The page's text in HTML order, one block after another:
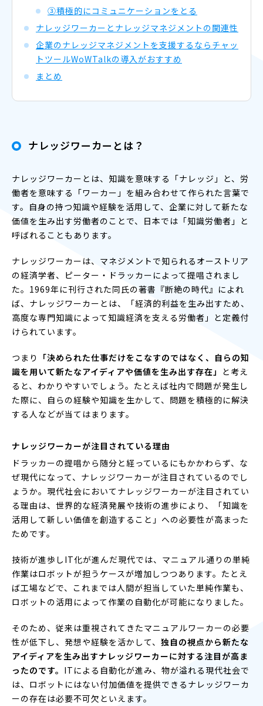
③積極的にコミュニケーションをとる
ナレッジワーカーとナレッジマネジメントの関連性
企業のナレッジマネジメントを支援するならチャッ
トツールWoWTalkの導入がおすすめ
まとめ
ナレッジワーカーとは？
ナレッジワーカーとは、知識を意味する「ナレッジ」と、労
働者を意味する「ワーカー」を組み合わせて作られた言葉で
す。自身の持つ知識や経験を活用して、企業に対して新たな
価値を生み出す労働者のことで、日本では「知識労働者」と
呼ばれることもあります。
ナレッジワーカーは、マネジメントで知られるオーストリア
の経済学者、ピーター・ドラッカーによって提唱されまし
た。1969年に刊行された同氏の著書『断絶の時代』によれ
ば、ナレッジワーカーとは、「経済的利益を生み出すため、
高度な専門知識によって知識経済を支える労働者」と定義付
けられています。
つまり
「決められた仕事だけをこなすのではなく、自らの知
識を用いて新たなアイディアや価値を生み出す存在」 と考え
ると、わかりやすいでしょう。たとえば社内で問題が発生し
た際に、自らの経験や知識を生かして、問題を積極的に解決
する人などが当てはまります。
ナレッジワーカーが注目されている理由
ドラッカーの提唱から随分と経っているにもかかわらず、な
ぜ現代になって、ナレッジワーカーが注目されているのでし
ょうか。現代社会においてナレッジワーカーが注目されてい
る理由は、世界的な経済発展や技術の進歩により、「知識を
活用して新しい価値を創造すること」への必要性が高まった
ためです。
技術が進歩しIT化が進んだ現代では、マニュアル通りの単純
作業はロボットが担うケースが増加しつつあります。たとえ
ば工場などで、これまでは人間が担当していた単純作業も、
ロボットの活用によって作業の自動化が可能になりました。
そのため、従来は重視されてきたマニュアルワーカーの必要
性が低下し、発想や経験を活かして、 独自の視点から新たな
アイディアを生み出すナレッジワーカーに対する注目が高ま
ったのです。 ITによる自動化が進み、物が溢れる現代社会で
は、ロボットにはない付加価値を提供できるナレッジワーカ
ーの存在は必要不可欠といえます。